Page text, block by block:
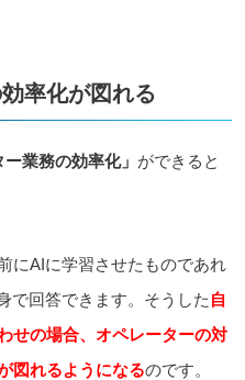
率化が図れる
ー業務の効率化」 ができると
にAIに学習させたものであれ
で回答できます。そうした 自
せの場合、オペレーターの対
図れるようになるのです。